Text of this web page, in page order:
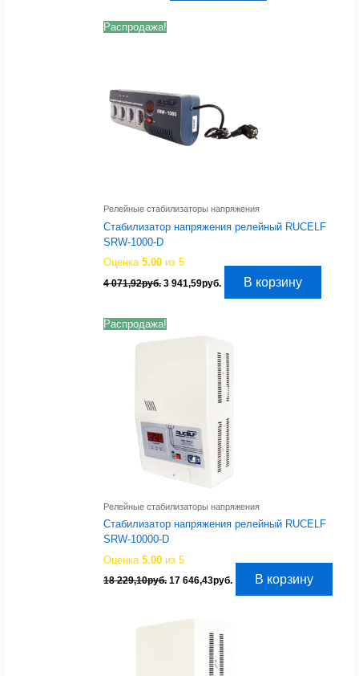
Распродажа!
Релейные стабилизаторы напряжения
Стабилизатор напряжения релейный RUCELF
SRW-1000-D
Оценка5.00 из 5
4 071,92руб. Первоначальная
4
071,92руб..
3 941,59руб. ТекущаяВ корзину
Распродажа!
Релейные стабилизаторы напряжения
Стабилизатор напряжения релейный RUCELF
SRW-10000-D
Оценка5.00 из 5
18 229,10руб. Первоначальная
17 646,43руб. ТекущаяВ корзину